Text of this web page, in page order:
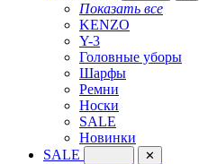
Показать все
KENZO
Y-3
Головные уборы
Шарфы
Ремни
Носки
SALE
Новинки
SALE
✕